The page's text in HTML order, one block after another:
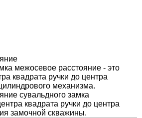
межосевое расстояние - это
квадрата ручки до центра
механизма.
сувальдного замка
квадрата ручки до центра
замочной скважины.